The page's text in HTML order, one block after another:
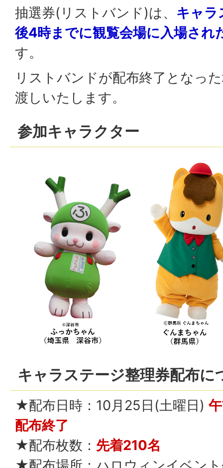
抽選券(リストバンド)は、 キャラ
後4時までに観覧会場に入場され
す。
リストバンドが配布終了となっ
渡しいたします。
参加キャラクター
キャラステージ整理券配布に
★配布日時：10月25日(土曜日)
配布終了
★配布枚数： 先着210名